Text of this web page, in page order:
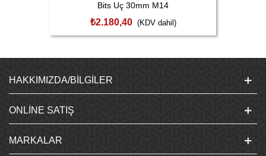
Bits Uç 30mm M14
₺2.180,40 (KDV dahil)
HAKKIMIZDA/BILGILER
ONLINE SATIŞ
MARKALAR